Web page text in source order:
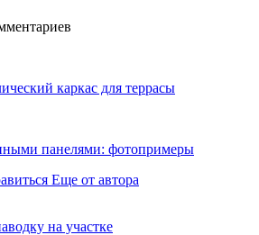
каркас для террасы
панелями: фотопримеры
Еще от автора
на участке